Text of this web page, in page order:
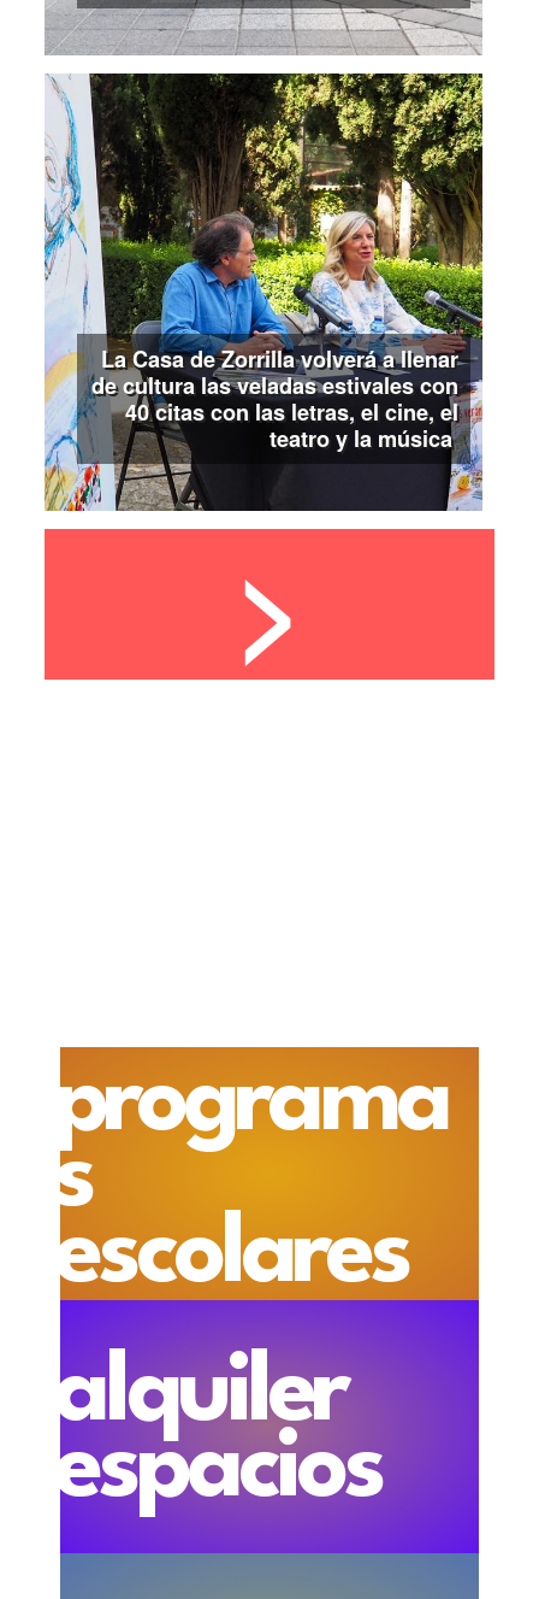
La Casa de Zorrilla volverá a llenar
de cultura las veladas estivales con
40 citas con las letras, el cine, el
teatro y la música
>
programa
s
escolares
alquiler
espacios